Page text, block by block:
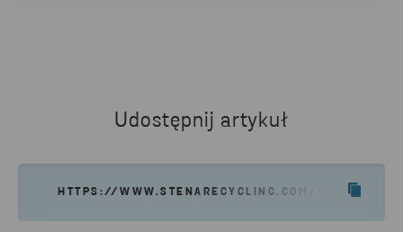
Udostępnij artykuł
HTTPS://WWW.STENARECYCLING.COM/PL/